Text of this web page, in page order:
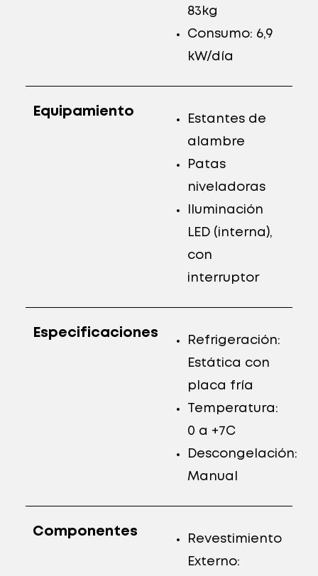
83kg
Consumo: 6,9
kW/día
Equipamiento
Estantes de
alambre
Patas
niveladoras
Iluminación
LED (interna),
con
interruptor
Especificaciones
Refrigeración:
Estática con
placa fría
Temperatura:
0 a +7C
Descongelación:
Manual
Componentes
Revestimiento
Externo: